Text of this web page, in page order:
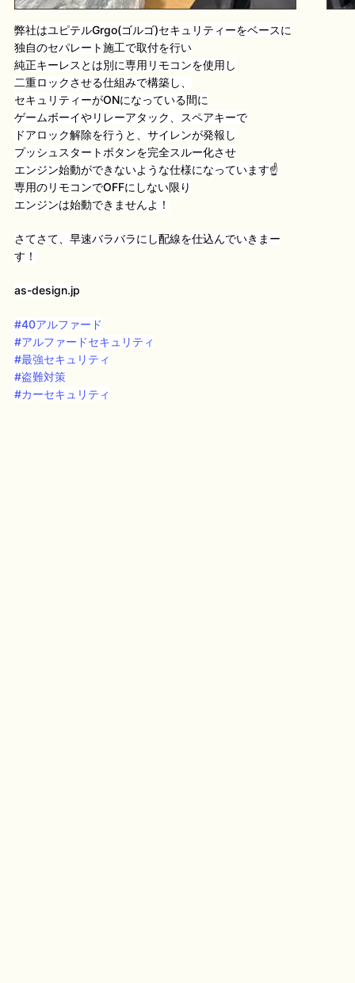
弊社はユピテルGrgo(ゴルゴ)セキュリティーをベースに
独自のセパレート施工で取付を行い
純正キーレスとは別に専用リモコンを使用し
二重ロックさせる仕組みで構築し、
セキュリティーがONになっている間に
ゲームボーイやリレーアタック、スペアキーで
ドアロック解除を行うと、サイレンが発報し
プッシュスタートボタンを完全スルー化させ
エンジン始動ができないような仕様になっています☝️
専用のリモコンでOFFにしない限り
エンジンは始動できませんよ！
さてさて、早速バラバラにし配線を仕込んでいきまー
す！
as-design.jp
#40アルファード
#アルファードセキュリティ
#最強セキュリティ
#盗難対策
#カーセキュリティ